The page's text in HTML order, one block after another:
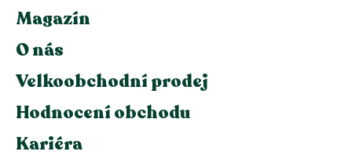
Magazín
O nás
Velkoobchodní prodej
Hodnocení obchodu
Kariéra